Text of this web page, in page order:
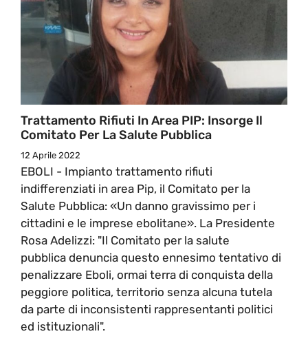
Trattamento Rifiuti In Area PIP: Insorge Il
Comitato Per La Salute Pubblica
12 Aprile 2022
EBOLI - Impianto trattamento rifiuti
indifferenziati in area Pip, il Comitato per la
Salute Pubblica: «Un danno gravissimo per i
cittadini e le imprese ebolitane». La Presidente
Rosa Adelizzi: "Il Comitato per la salute
pubblica denuncia questo ennesimo tentativo di
penalizzare Eboli, ormai terra di conquista della
peggiore politica, territorio senza alcuna tutela
da parte di inconsistenti rappresentanti politici
ed istituzionali".